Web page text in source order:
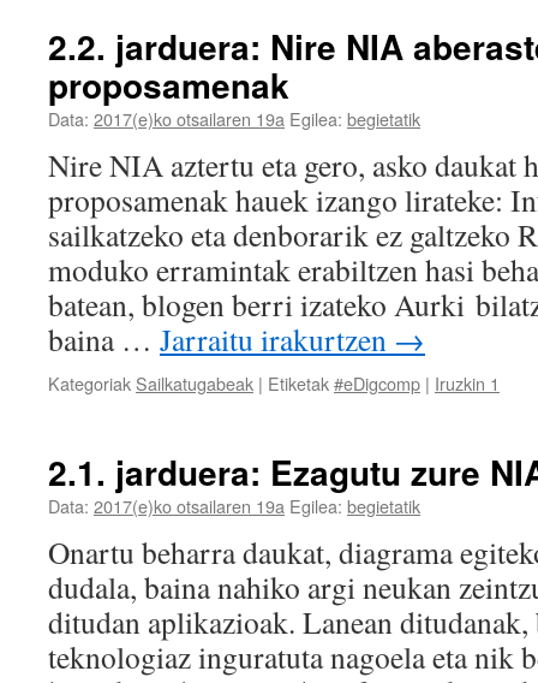
2.2. jarduera: Nire NIA
proposamenak
Data: 2017(e)ko otsailaren 19a Egilea: begietatik
Nire NIA aztertu eta gero, asko daukat
proposamenak hauek izango lirateke:
sailkatzeko eta denborarik ez galtzeko
moduko erramintak erabiltzen hasi
batean, blogen berri izateko Aurki
baina … Jarraitu irakurtzen →
Kategoriak Sailkatugabeak | Etiketak#eDigcomp | Iruzkin 1
2.1. jarduera: Ezagutu zure
Data: 2017(e)ko otsailaren 19a Egilea: begietatik
Onartu beharra daukat, diagrama
dudala, baina nahiko argi neukan
ditudan aplikazioak. Lanean ditudanak,
teknologiaz inguratuta nagoela eta nik